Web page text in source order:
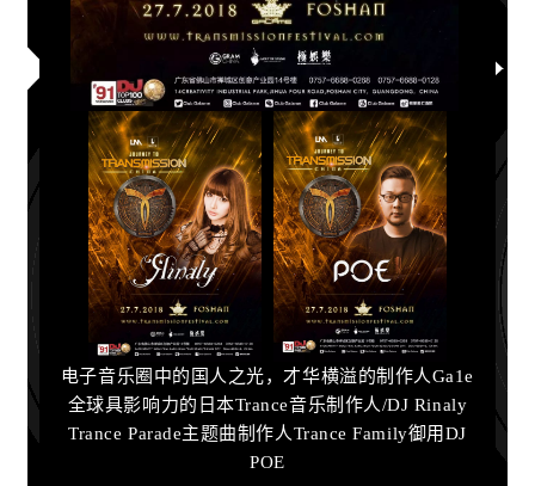
电子音乐圈中的国人之光，才华横溢的制作人Ga1e
全球具影响力的日本Trance音乐制作人/DJ Rinaly
Trance Parade主题曲制作人Trance Family御用DJ
POE